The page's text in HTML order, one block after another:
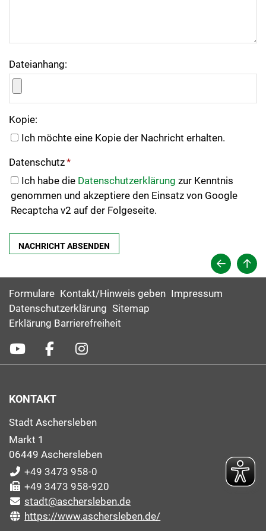
Dateianhang:
Kopie:
Ich möchte eine Kopie der Nachricht erhalten.
Datenschutz*
Ich habe die Datenschutzerklärung zur Kenntnis
genommen und akzeptiere den Einsatz von Google
Recaptcha v2 auf der Folgeseite.
Formulare Kontakt/Hinweis geben Impressum
Datenschutzerklärung Sitemap
Erklärung Barrierefreiheit
KONTAKT
Stadt Aschersleben
Markt 1
06449 Aschersleben
+49 3473 958-0
+49 3473 958-920
stadt@aschersleben.de
https://www.aschersleben.de/